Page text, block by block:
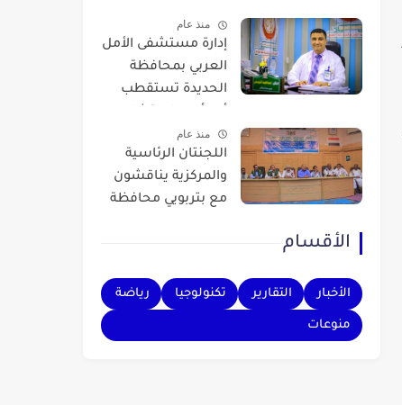
منذ عام
إدارة مستشفى الأمل
العربي بمحافظة
الحديدة تستقطب
العيون.
منذ عام
اللجنتان الرئاسية
والمركزية يناقشون
مع بتربويي محافظة
الأقسام
الأخبار التقارير تكنولوجيا رياضة
منوعات